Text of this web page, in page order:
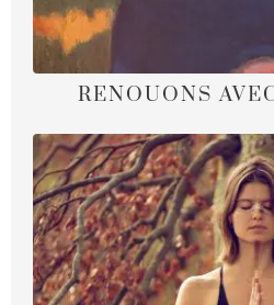
RENOUONS